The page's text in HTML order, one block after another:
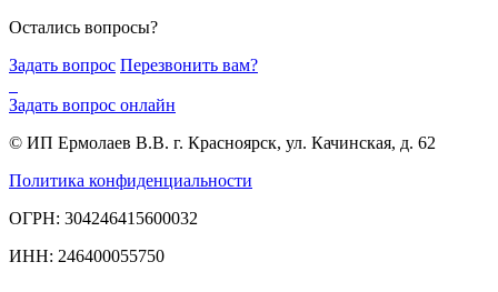
Остались вопросы?
Задать вопрос Перезвонить вам?
Задать вопрос онлайн
© ИП Ермолаев В.В. г. Красноярск, ул. Качинская, д. 62
Политика конфиденциальности
ОГРН: 304246415600032
ИНН: 246400055750